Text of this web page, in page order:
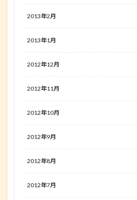
2013年2月
2013年1月
2012年12月
2012年11月
2012年10月
2012年9月
2012年8月
2012年7月